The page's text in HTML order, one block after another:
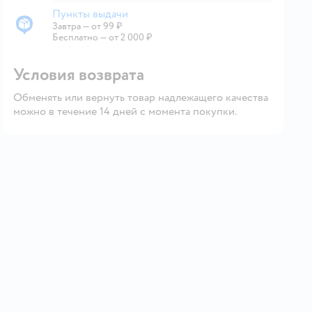
Пункты выдачи
Пункты выдачи
Завтра—от 99 ₽
Бесплатно — от 2 000 ₽
Условия возврата
Обменять или вернуть товар надлежащего качества
можно в течение 14 дней с момента покупки.